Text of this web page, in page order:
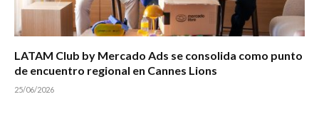
LATAM Club by Mercado Ads se consolida como punto
de encuentro regional en Cannes Lions
25/06/2026